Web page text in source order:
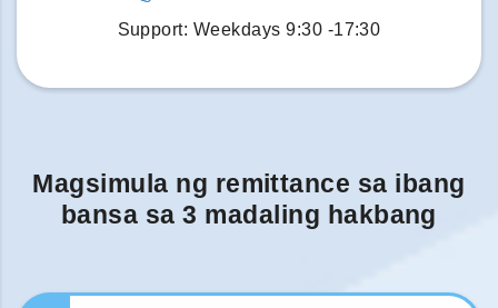
Support: Weekdays 9:30 -17:30
Magsimula ng remittance sa ibang
bansa sa 3 madaling hakbang